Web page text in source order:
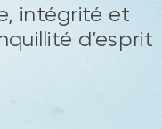
intégrité et
d’esprit